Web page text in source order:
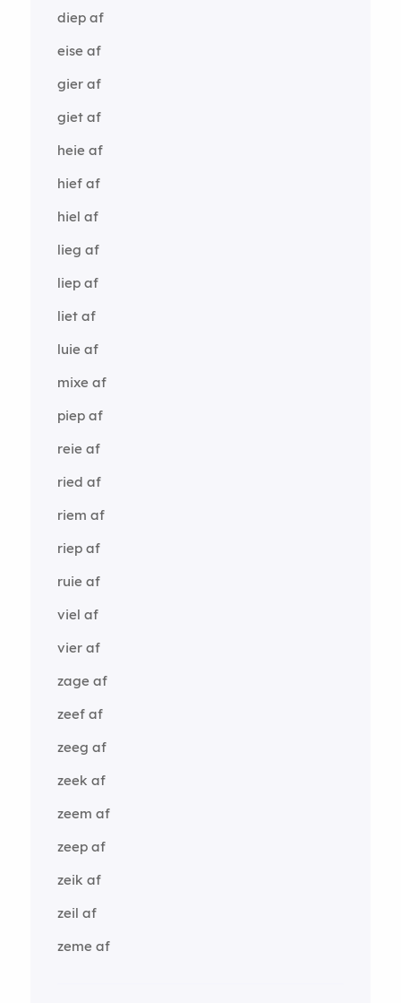
diep af
eise af
gier af
giet af
heie af
hief af
hiel af
lieg af
liep af
liet af
luie af
mixe af
piep af
reie af
ried af
riem af
riep af
ruie af
viel af
vier af
zage af
zeef af
zeeg af
zeek af
zeem af
zeep af
zeik af
zeil af
zeme af